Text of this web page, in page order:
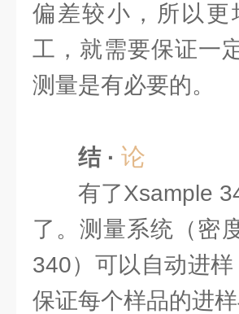
偏差较小，所以
工，就需要保证一
测量是有必要的。
结 · 论
有了Xsample
了。测量系统（密
340）可以自动进
保证每个样品的进